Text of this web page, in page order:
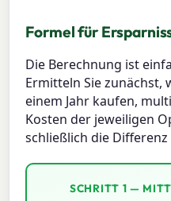
Formel für
Die Berechnung ist
Ermitteln Sie zunächst,
einem Jahr kaufen,
Kosten der jeweiligen
schließlich die Differenz
SCHRITT 1 —